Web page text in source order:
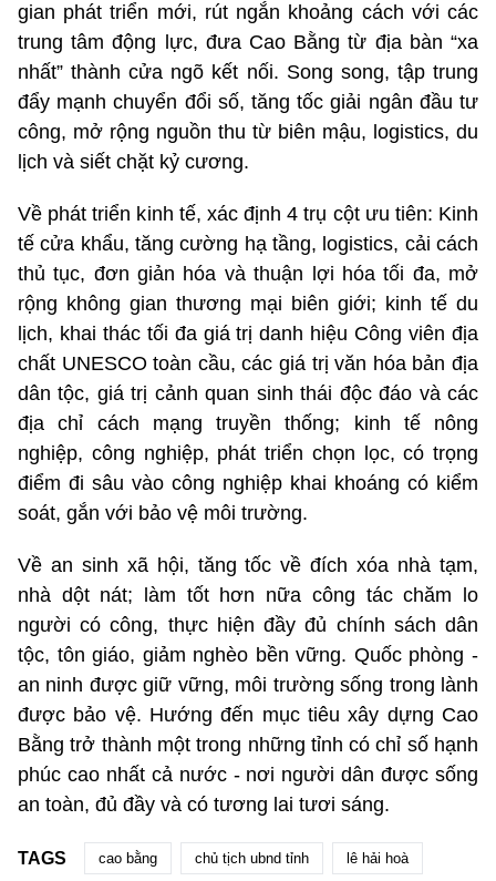
gian phát triển mới, rút ngắn khoảng cách với các
trung tâm động lực, đưa Cao Bằng từ địa bàn “xa
nhất” thành cửa ngõ kết nối. Song song, tập trung
đẩy mạnh chuyển đổi số, tăng tốc giải ngân đầu tư
công, mở rộng nguồn thu từ biên mậu, logistics, du
lịch và siết chặt kỷ cương.
Về phát triển kinh tế, xác định 4 trụ cột ưu tiên: Kinh
tế cửa khẩu, tăng cường hạ tầng, logistics, cải cách
thủ tục, đơn giản hóa và thuận lợi hóa tối đa, mở
rộng không gian thương mại biên giới; kinh tế du
lịch, khai thác tối đa giá trị danh hiệu Công viên địa
chất UNESCO toàn cầu, các giá trị văn hóa bản địa
dân tộc, giá trị cảnh quan sinh thái độc đáo và các
địa chỉ cách mạng truyền thống; kinh tế nông
nghiệp, công nghiệp, phát triển chọn lọc, có trọng
điểm đi sâu vào công nghiệp khai khoáng có kiểm
soát, gắn với bảo vệ môi trường.
Về an sinh xã hội, tăng tốc về đích xóa nhà tạm,
nhà dột nát; làm tốt hơn nữa công tác chăm lo
người có công, thực hiện đầy đủ chính sách dân
tộc, tôn giáo, giảm nghèo bền vững. Quốc phòng -
an ninh được giữ vững, môi trường sống trong lành
được bảo vệ. Hướng đến mục tiêu xây dựng Cao
Bằng trở thành một trong những tỉnh có chỉ số hạnh
phúc cao nhất cả nước - nơi người dân được sống
an toàn, đủ đầy và có tương lai tươi sáng.
TAGS cao bằng chủ tịch ubnd tỉnh lê hải hoà